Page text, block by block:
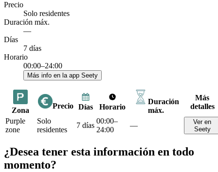
Precio
Solo residentes
Duración máx.
—
Días
7 días
Horario
00:00–24:00
Más info en la app Seety
Zona
Precio Días Horario
Duración
máx.
Más
detalles
Purple
zone
Solo
residentes
7 días
00:00–
24:00
—
Ver en
Seety
¿Desea tener esta información en todo
momento?